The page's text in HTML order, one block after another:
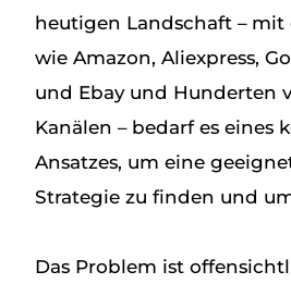
heutigen Landschaft – mit
wie Amazon, Aliexpress,
und Ebay und Hunderten
Kanälen – bedarf es eines
Ansatzes, um eine
Strategie zu finden und
Das Problem ist